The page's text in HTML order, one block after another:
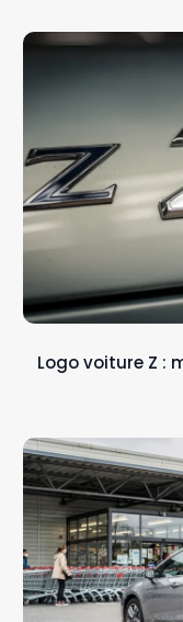
Logo voiture Z :